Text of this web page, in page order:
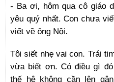
- Ba ơi, hôm qua cô giáo
yêu quý nhất. Con chưa
viết về ông Nội.
Tôi siết nhẹ vai con. Trái
vừa biết ơn. Có điều gì
thế hệ không cần lên